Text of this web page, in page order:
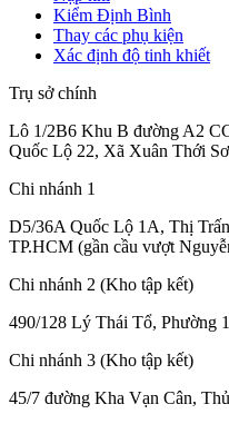
Kiểm Định Bình
Thay các phụ kiện
Xác định độ tinh khiết
Trụ sở chính
Lô 1/2B6 Khu B đường A2
Quốc Lộ 22, Xã Xuân Thới
Chi nhánh 1
D5/36A Quốc Lộ 1A, Thị
TP.HCM (gần cầu vượt
Chi nhánh 2 (Kho tập kết)
490/128 Lý Thái Tổ, Phường
Chi nhánh 3 (Kho tập kết)
45/7 đường Kha Vạn Cân,